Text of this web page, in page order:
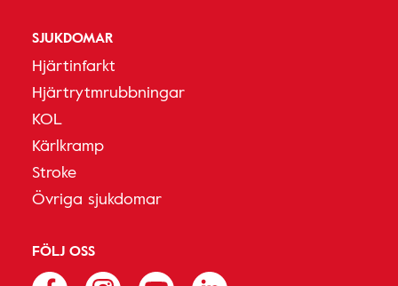
SJUKDOMAR
Hjärtinfarkt
Hjärtrytmrubbningar
KOL
Kärlkramp
Stroke
Övriga sjukdomar
FÖLJ OSS